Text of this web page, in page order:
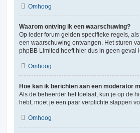
Omhoog
Waarom ontving ik een waarschuwing?
Op ieder forum gelden specifieke regels,
een waarschuwing ontvangen. Het sturen
phpBB Limited heeft hier dus in geen geval
Omhoog
Hoe kan ik berichten aan een moderator
Als de beheerder het toelaat, kun je op de
hebt, moet je een paar verplichte stappen
Omhoog